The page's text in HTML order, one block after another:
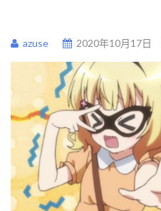
azuse 2020年10月17日